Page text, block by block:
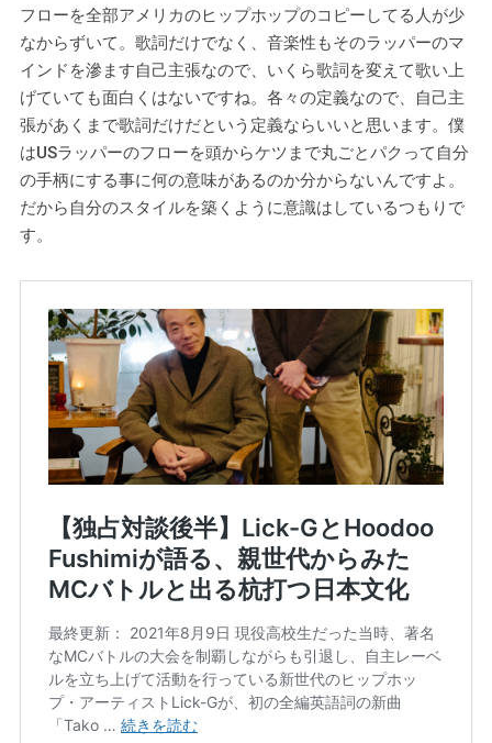
フローを全部アメリカのヒップホップのコピーしてる人が少
なからずいて。歌詞だけでなく、音楽性もそのラッパーのマ
インドを滲ます自己主張なので、いくら歌詞を変えて歌い上
げていても面白くはないですね。各々の定義なので、自己主
張があくまで歌詞だけだという定義ならいいと思います。僕
はUSラッパーのフローを頭からケツまで丸ごとパクって自分
の手柄にする事に何の意味があるのか分からないんですよ。
だから自分のスタイルを築くように意識はしているつもりで
す。